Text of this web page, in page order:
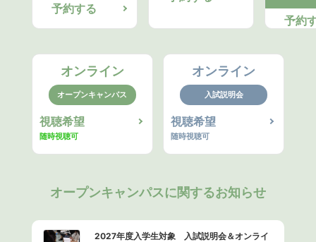
予約する
予約
オンライン
オープンキャンパス
視聴希望
随時視聴可
オンライン
入試説明会
視聴希望
随時視聴可
オープンキャンパスに関するお知らせ
2027年度入学生対象 入試説明会＆オンライ